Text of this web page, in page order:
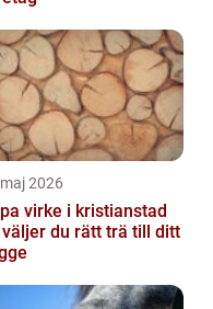
2026
virke i kristianstad
du rätt trä till ditt